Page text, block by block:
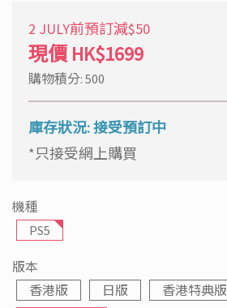
2 JULY前預訂減$50
現價 HK$1699
購物積分: 500
庫存狀況: 接受預訂中
*只接受網上購買
機種
PS5
版本
香港版
日版
香港特典版